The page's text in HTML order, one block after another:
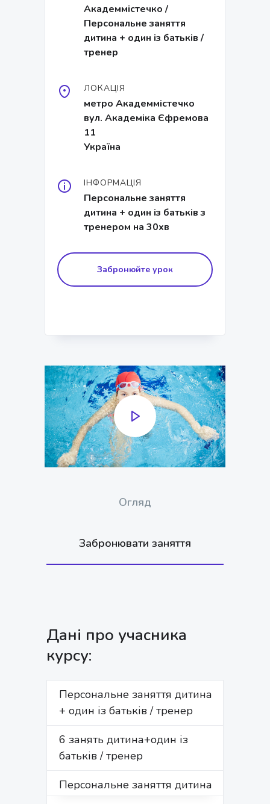
Огляд
Забронювати заняття
Дані про учасника
курсу:
ІМ'Я
Академмістечко /
Персональне заняття
дитина + один із батьків /
тренер
ЛОКАЦІЯ
метро Академмістечко
вул. Академіка Єфремова
11
Україна
ІНФОРМАЦІЯ
Персональне заняття
дитина + один із батьків з
тренером на 30хв
Забронюйте урок
Персональне заняття дитина
+ один із батьків / тренер
6 занять дитина+один із
батьків / тренер
Персональне заняття дитина